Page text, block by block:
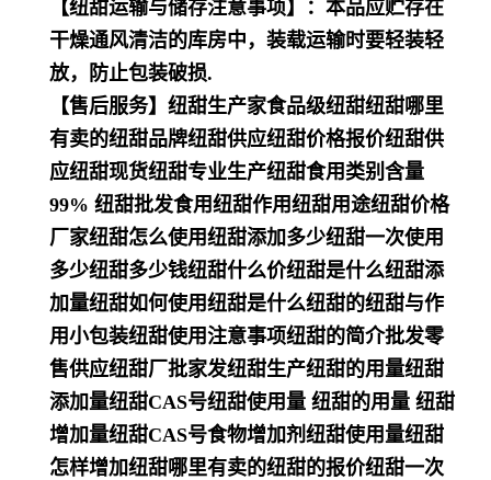
【纽甜运输与储存注意事项】：本品应贮存在
干燥通风清洁的库房中，装载运输时要轻装轻
放，防止包装破损.
【售后服务】纽甜生产家食品级纽甜纽甜哪里
有卖的纽甜品牌纽甜供应纽甜价格报价纽甜供
应纽甜现货纽甜专业生产纽甜食用类别含量
99% 纽甜批发食用纽甜作用纽甜用途纽甜价格
厂家纽甜怎么使用纽甜添加多少纽甜一次使用
多少纽甜多少钱纽甜什么价纽甜是什么纽甜添
加量纽甜如何使用纽甜是什么纽甜的纽甜与作
用小包装纽甜使用注意事项纽甜的简介批发零
售供应纽甜厂批家发纽甜生产纽甜的用量纽甜
添加量纽甜CAS号纽甜使用量 纽甜的用量 纽甜
增加量纽甜CAS号食物增加剂纽甜使用量纽甜
怎样增加纽甜哪里有卖的纽甜的报价纽甜一次